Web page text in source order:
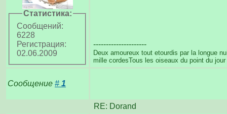
Статистика:
Сообщений:
6228
Регистрация:
02.06.2009
---------------------
Deux amoureux tout etourdis par la longue
mille cordesTous les oiseaux du point du
Сообщение # 1
RE: Dorand